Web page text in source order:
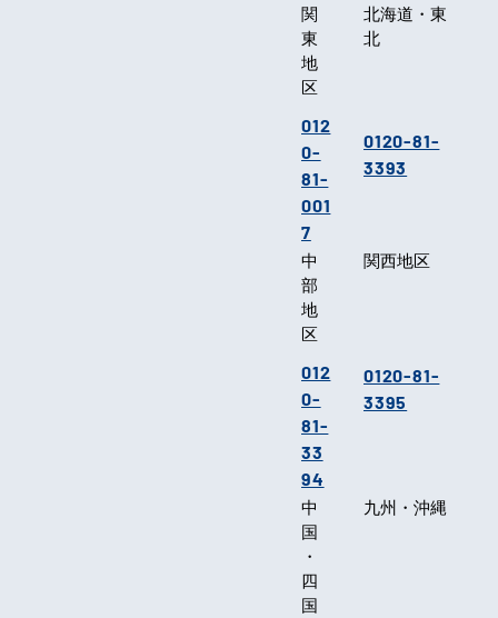
関
東
地
区
012
0-
81-
001
7
北海道・東
北
0120-81-
3393
中
部
地
区
012
0-
81-
33
94
関西地区
0120-81-
3395
中
国
・
四
国
九州・沖縄